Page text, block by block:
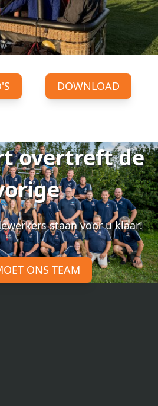
DOWNLOAD
overtreft de
staan voor u klaar!
ONS TEAM